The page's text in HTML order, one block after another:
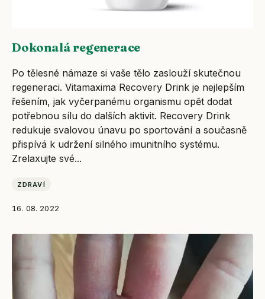
Dokonalá regenerace
Po tělesné námaze si vaše tělo zaslouží skutečnou
regeneraci. Vitamaxima Recovery Drink je nejlepším
řešením, jak vyčerpanému organismu opět dodat
potřebnou sílu do dalších aktivit. Recovery Drink
redukuje svalovou únavu po sportování a současně
přispívá k udržení silného imunitního systému.
Zrelaxujte své...
ZDRAVÍ
16. 08. 2022